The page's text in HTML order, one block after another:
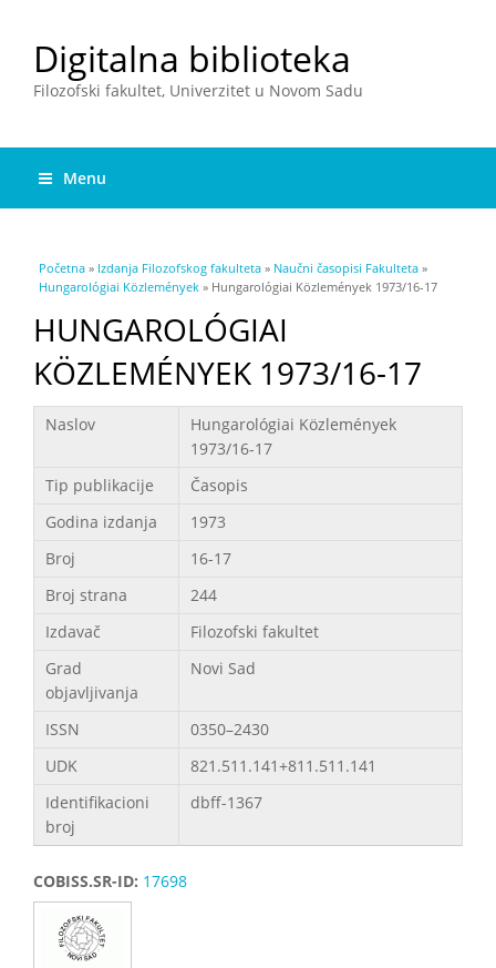
Digitalna biblioteka
Filozofski fakultet, Univerzitet u Novom Sadu
Menu
You are here
Početna » Izdanja Filozofskog fakulteta » Naučni časopisi Fakulteta »
Hungarológiai Közlemények » Hungarológiai Közlemények 1973/16-17
HUNGAROLÓGIAI
KÖZLEMÉNYEK 1973/16-17
Podaci
Naslov
Hungarológiai Közlemények
1973/16-17
Tip publikacije
Časopis
Godina izdanja
1973
Broj
16-17
Broj strana
244
Izdavač
Filozofski fakultet
Grad
objavljivanja
Novi Sad
ISSN
0350–2430
UDK
821.511.141+811.511.141
Identifikacioni
broj
dbff-1367
COBISS.SR-ID: 17698